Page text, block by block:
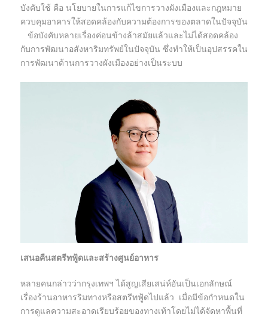
บังคับใช้ คือ นโยบายในการแก้ไขการวางผังเมืองและกฎหมาย
ควบคุมอาคารให้สอดคล้องกับความต้องการของตลาดในปัจจุบัน
ข้อบังคับหลายเรื่องค่อนข้างล้าสมัยแล้วและไม่ได้สอดคล้อง
กับการพัฒนาอสังหาริมทรัพย์ในปัจจุบัน ซึ่งทำให้เป็นอุปสรรคใน
การพัฒนาด้านการวางผังเมืองอย่างเป็นระบบ
เสนอคืนสตรีทฟู้ดและสร้างศูนย์อาหาร
หลายคนกล่าวว่ากรุงเทพฯ ได้สูญเสียเสน่ห์อันเป็นเอกลักษณ์
เรื่องร้านอาหารริมทางหรือสตรีทฟู้ดไปแล้ว เมื่อมีข้อกำหนดใน
การดูแลความสะอาดเรียบร้อยของทางเท้าโดยไม่ได้จัดหาพื้นที่